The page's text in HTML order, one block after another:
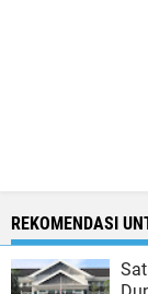
REKOMENDASI